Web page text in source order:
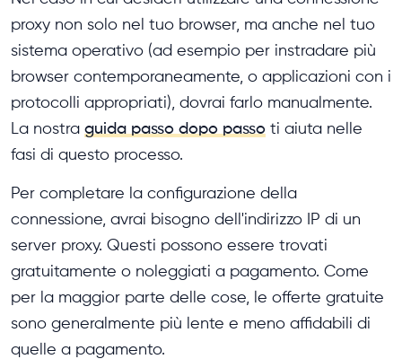
proxy non solo nel tuo browser, ma anche nel tuo
sistema operativo (ad esempio per instradare più
browser contemporaneamente, o applicazioni con i
protocolli appropriati), dovrai farlo manualmente.
La nostra guida passo dopo passo ti aiuta nelle
fasi di questo processo.
Per completare la configurazione della
connessione, avrai bisogno dell'indirizzo IP di un
server proxy. Questi possono essere trovati
gratuitamente o noleggiati a pagamento. Come
per la maggior parte delle cose, le offerte gratuite
sono generalmente più lente e meno affidabili di
quelle a pagamento.